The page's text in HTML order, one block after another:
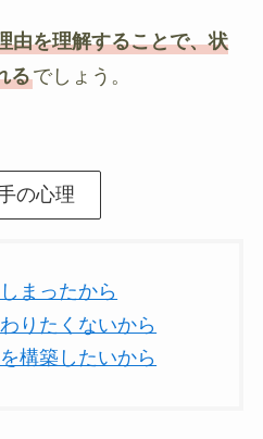
由を理解することで、状
るでしょう。
の心理
まったから
りたくないから
構築したいから